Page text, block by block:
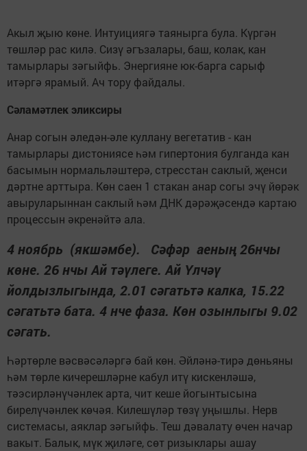
Акыл җыю көне. Интуициягә таяныр­га була. Күргән
төшләр рас килә. Сизү әгъзалары, баш, колак, кан
тамырлары зәгыйфь. Энергияне юк-барга сарыф
итәргә ярамый. Ач тору файдалы.
Сәламәтлек эликсиры
Анар согын әледән-әле куллану вегетатив - кан
тамырлары дистониясе һәм гипертония булганда кан
басымын нормальләштерә, стресстан саклый, җенси
дәртне арттыра. Көн саен 1 стакан анар согы эчү йөрәк
авыруларыннан саклый һәм ДНК дәрәҗәсендә картаю
процессын әкренәйтә ала.
4 ноябрь (якшәмбе). Сәфәр аеның ­26нчы
көне. 26 нчы Ай тәүлеге. Ай Үлчәү
йолдызлыгында, 2.01 сәгатьтә калка, 15.22
сәгатьтә бата. 4 нче фаза. Көн озынлыгы 9.02
сәгать.
Һәртөрле вәсвәсәләргә бай көн. Әйләнә-тирә дөньяны
һәм төрле кичереш­ләрне кабул итү кискенләшә,
тәэсирләнүчәнлек арта, чит кеше йогынтысына
бирелүчәнлек көчәя. Килешүләр төзү уңышлы. Нерв
системасы, аяклар зәгыйфь. Теш дәвалату өчен начар
вакыт. Балык, мүк җиләге, сөт ризыклары ашау